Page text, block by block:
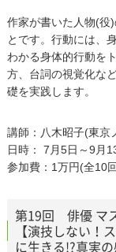
作家が書いた人物(役
とです。行動には、
わかる身体的行動を
方、台詞の視覚化な
礎を実践します。
講師：八木昭子(東京
日時： 7月5日～9
参加費：1万円(全10
第19回 俳優 マ
【演技しない！
に生きる!?真実の